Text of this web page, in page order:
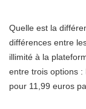
Quelle est la
différences entre
illimité à la
entre trois options :
pour 11,99 euros